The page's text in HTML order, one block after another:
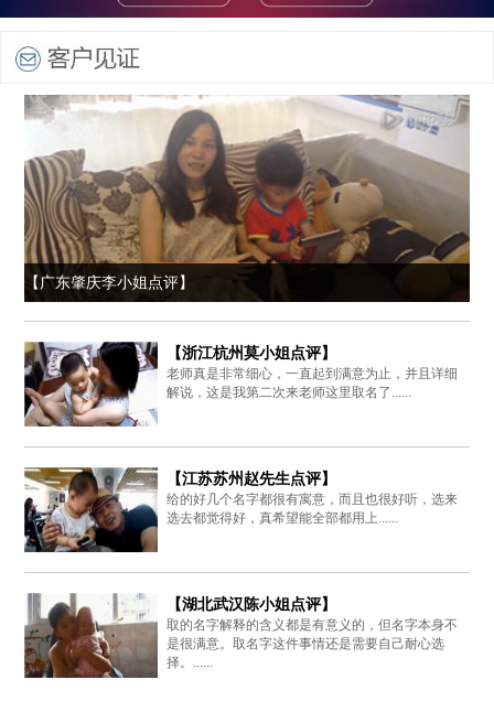
【广东肇庆李小姐点评】
【浙江杭州莫小姐点评】
老师真是非常细心，一直起到满意为止，并且详细
解说，这是我第二次来老师这里取名了......
【江苏苏州赵先生点评】
给的好几个名字都很有寓意，而且也很好听，选来
选去都觉得好，真希望能全部都用上......
【湖北武汉陈小姐点评】
取的名字解释的含义都是有意义的，但名字本身不
是很满意。取名字这件事情还是需要自己耐心选
择。......